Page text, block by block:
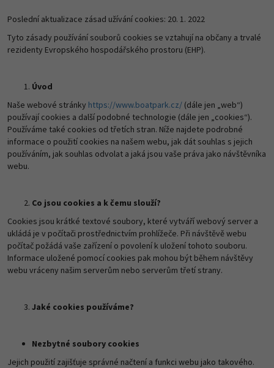
Poslední aktualizace zásad užívání cookies: 20. 1. 2022
Tyto zásady používání souborů cookies se vztahují na občany a trvalé
rezidenty Evropského hospodářského prostoru (EHP).
Úvod
Naše webové stránky https://www.boatpark.cz/ (dále jen „web“)
používají cookies a další podobné technologie (dále jen „cookies“).
Používáme také cookies od třetích stran. Níže najdete podrobné
informace o použití cookies na našem webu, jak dát souhlas s jejich
používáním, jak souhlas odvolat a jaká jsou vaše práva jako návštěvníka
webu.
Co jsou cookies a k čemu slouží?
Cookies jsou krátké textové soubory, které vytváří webový server a
ukládá je v počítači prostřednictvím prohlížeče. Při návštěvě webu
počítač požádá vaše zařízení o povolení k uložení tohoto souboru.
Informace uložené pomocí cookies pak mohou být během návštěvy
webu vráceny našim serverům nebo serverům třetí strany.
Jaké cookies používáme?
Nezbytné soubory cookies
Jejich použití zajišťuje správné načtení a funkci webu jako takového.